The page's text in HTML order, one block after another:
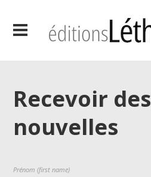
Recevoir des
nouvelles
Prénom (first name)